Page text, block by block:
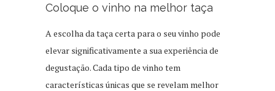
Coloque o vinho na melhor taça
A escolha da taça certa para o seu vinho pode
elevar significativamente a sua experiência de
degustação. Cada tipo de vinho tem
características únicas que se revelam melhor